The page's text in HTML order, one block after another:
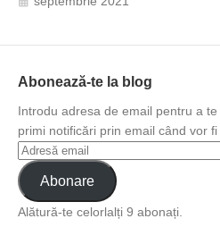
Abonează-te la blog
Introdu adresa de email pentru a
primi notificări prin email când vor
Abonare
Alătură-te celorlalți 9 abonați.